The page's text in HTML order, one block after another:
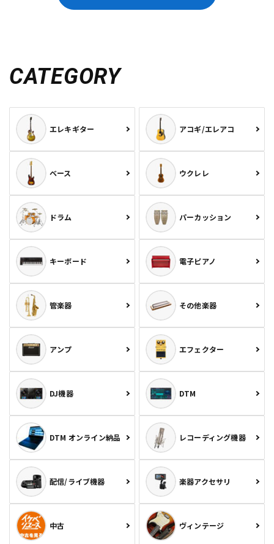
CATEGORY
エレキギター アコギ/エレアコ
ベース ウクレレ
ドラム パーカッション
キーボード 電子ピアノ
管楽器 その他楽器
アンプ エフェクター
DJ機器 DTM
DTM オンライン納品 レコーディング機器
配信/ライブ機器 楽器アクセサリ
中古 ヴィンテージ